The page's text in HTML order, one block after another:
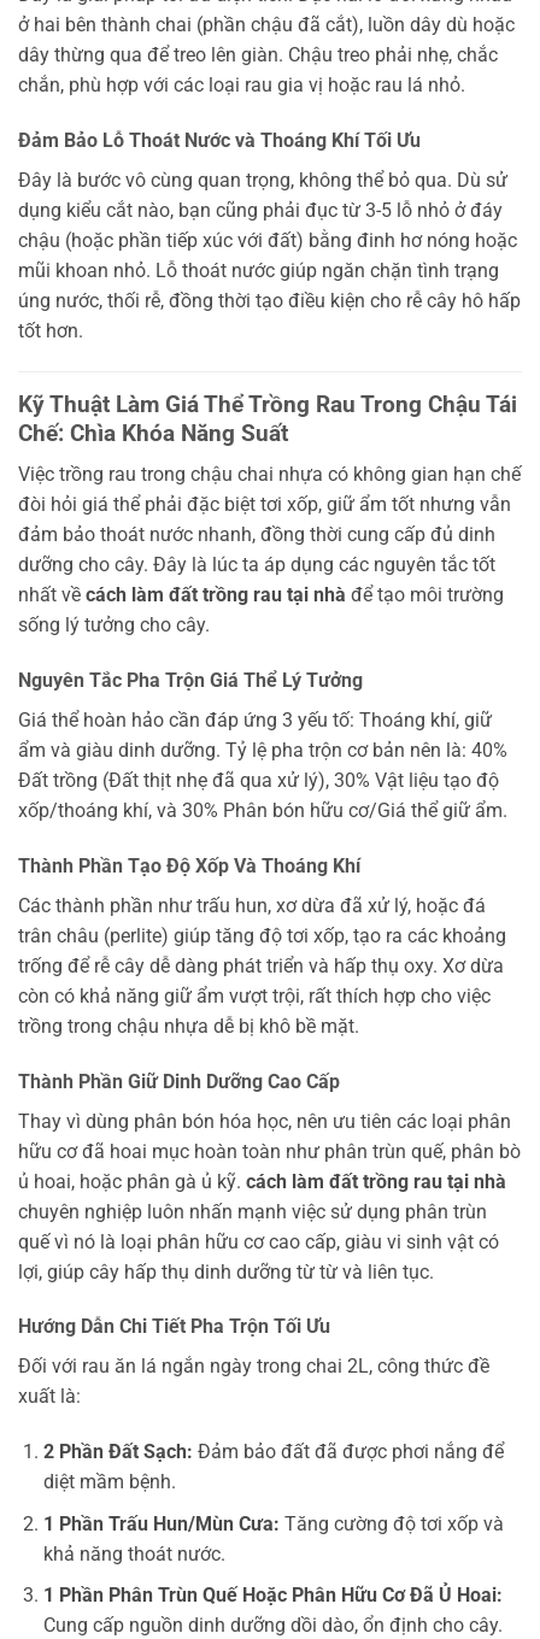
ở hai bên thành chai (phần chậu đã cắt), luồn dây dù hoặc
dây thừng qua để treo lên giàn. Chậu treo phải nhẹ, chắc
chắn, phù hợp với các loại rau gia vị hoặc rau lá nhỏ.
Đảm Bảo Lỗ Thoát Nước và Thoáng Khí Tối Ưu
Đây là bước vô cùng quan trọng, không thể bỏ qua. Dù sử
dụng kiểu cắt nào, bạn cũng phải đục từ 3-5 lỗ nhỏ ở đáy
chậu (hoặc phần tiếp xúc với đất) bằng đinh hơ nóng hoặc
mũi khoan nhỏ. Lỗ thoát nước giúp ngăn chặn tình trạng
úng nước, thối rễ, đồng thời tạo điều kiện cho rễ cây hô hấp
tốt hơn.
Kỹ Thuật Làm Giá Thể Trồng Rau Trong Chậu Tái
Chế: Chìa Khóa Năng Suất
Việc trồng rau trong chậu chai nhựa có không gian hạn chế
đòi hỏi giá thể phải đặc biệt tơi xốp, giữ ẩm tốt nhưng vẫn
đảm bảo thoát nước nhanh, đồng thời cung cấp đủ dinh
dưỡng cho cây. Đây là lúc ta áp dụng các nguyên tắc tốt
nhất về cách làm đất trồng rau tại nhà để tạo môi trường
sống lý tưởng cho cây.
Nguyên Tắc Pha Trộn Giá Thể Lý Tưởng
Giá thể hoàn hảo cần đáp ứng 3 yếu tố: Thoáng khí, giữ
ẩm và giàu dinh dưỡng. Tỷ lệ pha trộn cơ bản nên là: 40%
Đất trồng (Đất thịt nhẹ đã qua xử lý), 30% Vật liệu tạo độ
xốp/thoáng khí, và 30% Phân bón hữu cơ/Giá thể giữ ẩm.
Thành Phần Tạo Độ Xốp Và Thoáng Khí
Các thành phần như trấu hun, xơ dừa đã xử lý, hoặc đá
trân châu (perlite) giúp tăng độ tơi xốp, tạo ra các khoảng
trống để rễ cây dễ dàng phát triển và hấp thụ oxy. Xơ dừa
còn có khả năng giữ ẩm vượt trội, rất thích hợp cho việc
trồng trong chậu nhựa dễ bị khô bề mặt.
Thành Phần Giữ Dinh Dưỡng Cao Cấp
Thay vì dùng phân bón hóa học, nên ưu tiên các loại phân
hữu cơ đã hoai mục hoàn toàn như phân trùn quế, phân bò
ủ hoai, hoặc phân gà ủ kỹ. cách làm đất trồng rau tại nhà
chuyên nghiệp luôn nhấn mạnh việc sử dụng phân trùn
quế vì nó là loại phân hữu cơ cao cấp, giàu vi sinh vật có
lợi, giúp cây hấp thụ dinh dưỡng từ từ và liên tục.
Hướng Dẫn Chi Tiết Pha Trộn Tối Ưu
Đối với rau ăn lá ngắn ngày trong chai 2L, công thức đề
xuất là:
2 Phần Đất Sạch: Đảm bảo đất đã được phơi nắng để
diệt mầm bệnh.
1 Phần Trấu Hun/Mùn Cưa: Tăng cường độ tơi xốp và
khả năng thoát nước.
1 Phần Phân Trùn Quế Hoặc Phân Hữu Cơ Đã Ủ Hoai:
Cung cấp nguồn dinh dưỡng dồi dào, ổn định cho cây.